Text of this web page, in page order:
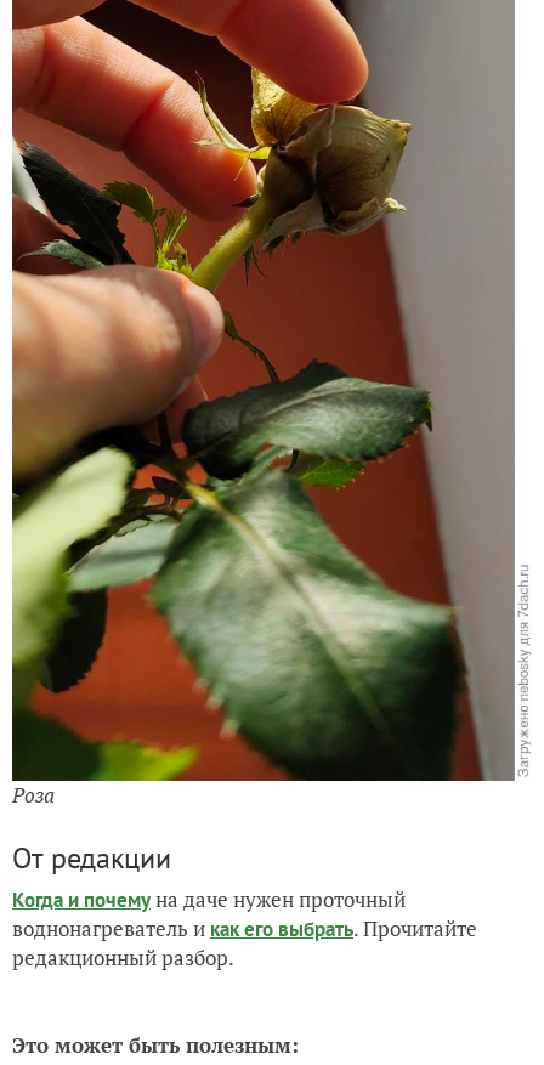
Роза
От редакции
Когда и почемуна даче нужен проточный
воднонагреватель и как его выбрать. Прочитайте
редакционный разбор.
Это может быть полезным: